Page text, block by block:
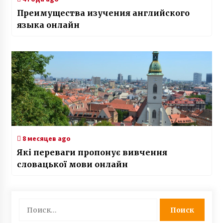
Преимущества изучения английского
языка онлайн
8 месяцев ago
Які переваги пропонує вивчення
словацької мови онлайн